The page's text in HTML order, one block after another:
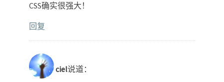
CSS确实很强大！
回复
ciel说道：